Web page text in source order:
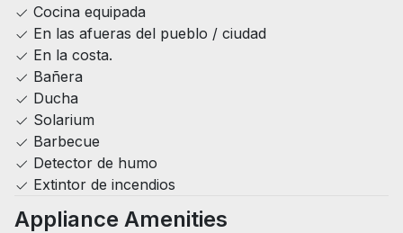
Cocina equipada
En las afueras del pueblo / ciudad
En la costa.
Bañera
Ducha
Solarium
Barbecue
Detector de humo
Extintor de incendios
Appliance Amenities